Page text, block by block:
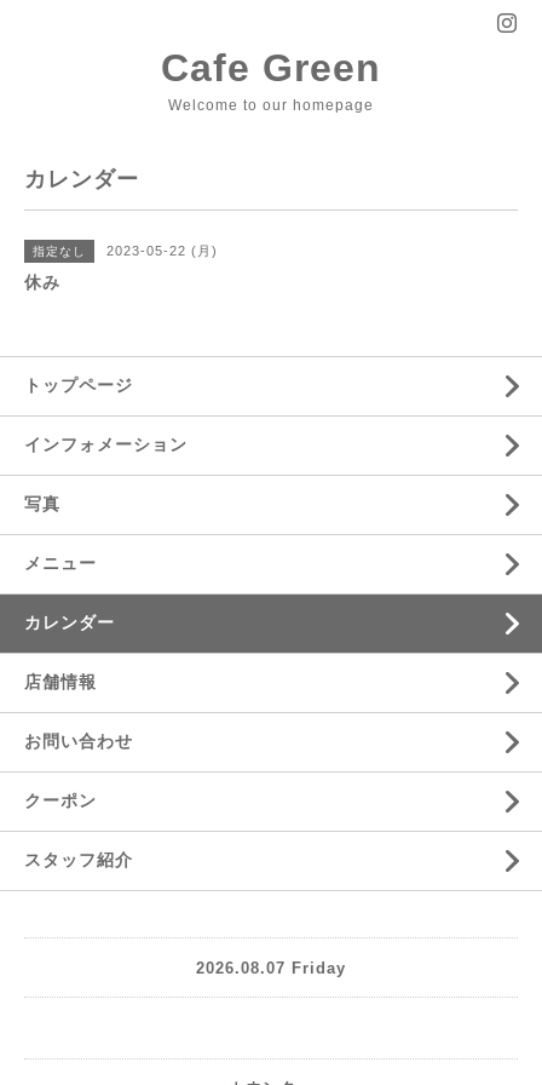
Cafe Green
Welcome to our homepage
カレンダー
指定なし 2023-05-22 (月)
休み
トップページ
インフォメーション
写真
メニュー
カレンダー
店舗情報
お問い合わせ
クーポン
スタッフ紹介
2026.08.07 Friday